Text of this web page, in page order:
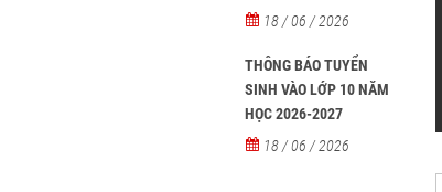
10 NĂM HỌC 2026–2027
18 / 06 / 2026
THÔNG BÁO TUYỂN
SINH VÀO LỚP 10 NĂM
HỌC 2026-2027
18 / 06 / 2026